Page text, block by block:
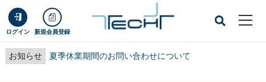
ログイン 新規会員登録
お知らせ 夏季休業期間のお問い合わせについて